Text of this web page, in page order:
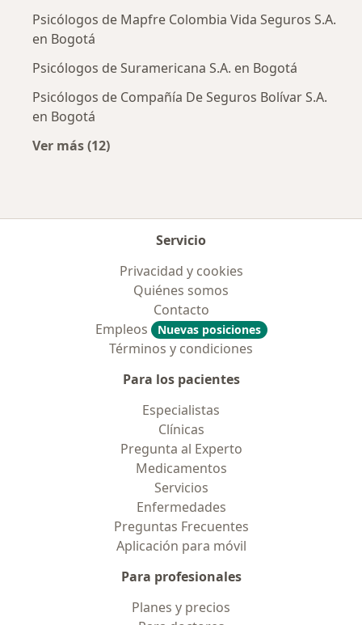
Psicólogos de Mapfre Colombia Vida Seguros S.A.
en Bogotá
Psicólogos de Suramericana S.A. en Bogotá
Psicólogos de Compañía De Seguros Bolívar S.A.
en Bogotá
Ver más (12)
Servicio
Privacidad y cookies
Quiénes somos
Contacto
Empleos
Nuevas posiciones
Términos y condiciones
Para los pacientes
Especialistas
Clínicas
Pregunta al Experto
Medicamentos
Servicios
Enfermedades
Preguntas Frecuentes
Aplicación para móvil
Para profesionales
Planes y precios